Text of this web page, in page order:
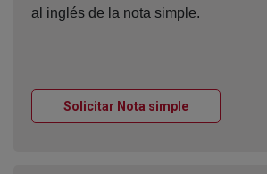
al inglés de la nota simple.
Solicitar Nota simpleVentana nueva